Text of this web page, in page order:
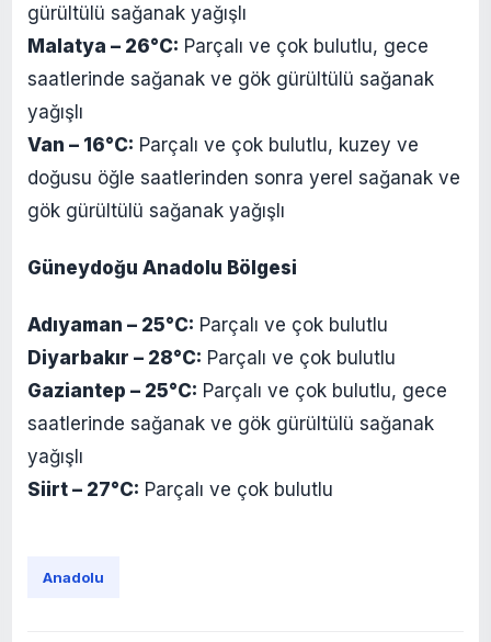
gürültülü sağanak yağışlı
Malatya – 26°C: Parçalı ve çok bulutlu, gece
saatlerinde sağanak ve gök gürültülü sağanak
yağışlı
Van – 16°C: Parçalı ve çok bulutlu, kuzey ve
doğusu öğle saatlerinden sonra yerel sağanak ve
gök gürültülü sağanak yağışlı
Güneydoğu Anadolu Bölgesi
Adıyaman – 25°C: Parçalı ve çok bulutlu
Diyarbakır – 28°C: Parçalı ve çok bulutlu
Gaziantep – 25°C: Parçalı ve çok bulutlu, gece
saatlerinde sağanak ve gök gürültülü sağanak
yağışlı
Siirt – 27°C: Parçalı ve çok bulutlu
Anadolu